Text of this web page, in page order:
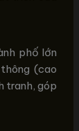
phố lớn
(cao
tranh, góp